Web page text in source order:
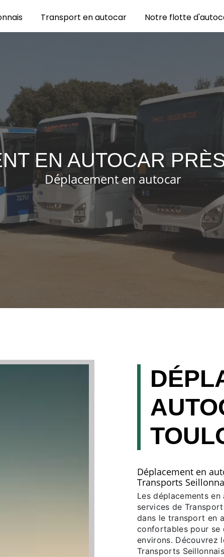
Transport en autocar Notre flotte
EN AUTOCAR
Déplacement en autocar
Déplacement en
Transports
Les déplacements
services de
dans le transport en
confortables pour se
environs. Découvrez
Transports